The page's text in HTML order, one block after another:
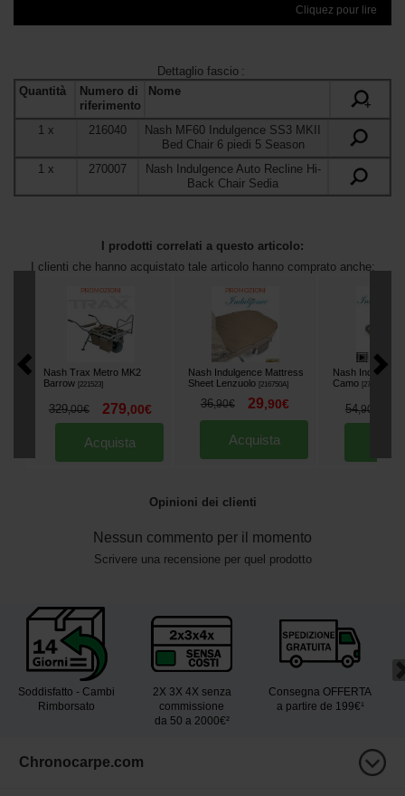
Cliquez pour lire
Dettaglio fascio :
Quantità
Numero di
riferimento
Nome
+
1x 216040
Nash MF60 Indulgence SS3 MKII
Bed Chair 6 piedi 5 Season
1 x 270007
Nash Indulgence Auto Recline Hi-
Back Chair Sedia
I prodotti correlati a questo articolo:
I clienti che hanno acquistato tale articolo hanno comprato anche:
Nash Trax Metro MK2
Barrow
221523]
329,00€ 279,00€
Acquista
Nash Indulgence Mattress
Sheet Lenzuolo
216750A]
36,90€ 29,90€
Acquista
Nash
Camo
270085
54,90
Opinioni dei clienti
Nessun commento per il momento
Scrivere una recensione per quel prodotto
Soddisfatto - Cambi
Rimborsato
2X 3X 4X senza
commissione
da 50 a 2000€²
Consegna OFFERTA
a partire de 199€¹
Chronocarpe.com